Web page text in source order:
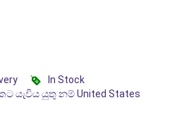
In Stock
යැවිය යුතු නම් United States